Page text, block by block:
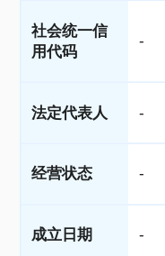
社会统一信
用代码
-
法定代表人 -
经营状态 -
成立日期 -